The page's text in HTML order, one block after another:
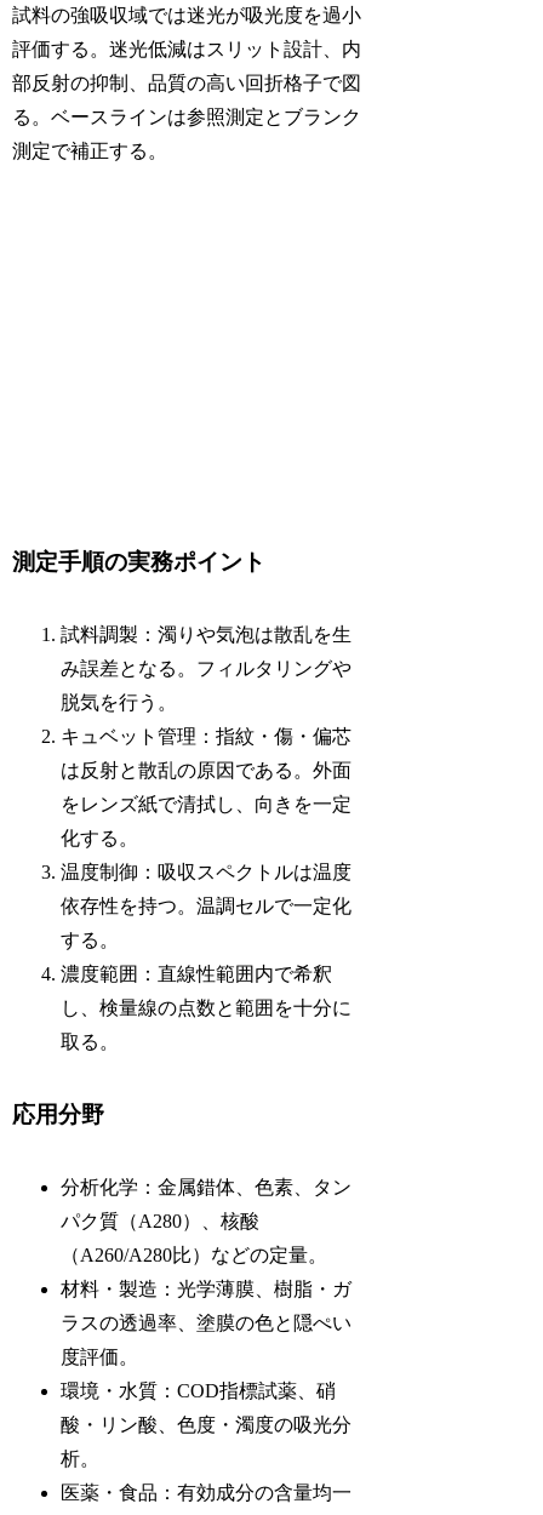
試料の強吸収域では迷光が吸光度を過小
評価する。迷光低減はスリット設計、内
部反射の抑制、品質の高い回折格子で図
る。ベースラインは参照測定とブランク
測定で補正する。
測定手順の実務ポイント
試料調製：濁りや気泡は散乱を生
み誤差となる。フィルタリングや
脱気を行う。
キュベット管理：指紋・傷・偏芯
は反射と散乱の原因である。外面
をレンズ紙で清拭し、向きを一定
化する。
温度制御：吸収スペクトルは温度
依存性を持つ。温調セルで一定化
する。
濃度範囲：直線性範囲内で希釈
し、検量線の点数と範囲を十分に
取る。
応用分野
分析化学：金属錯体、色素、タン
パク質（A280）、核酸
（A260/A280比）などの定量。
材料・製造：光学薄膜、樹脂・ガ
ラスの透過率、塗膜の色と隠ぺい
度評価。
環境・水質：COD指標試薬、硝
酸・リン酸、色度・濁度の吸光分
析。
医薬・食品：有効成分の含量均一